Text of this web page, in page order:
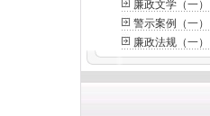
廉政文学（一）
警示案例（一）
廉政法规（一）